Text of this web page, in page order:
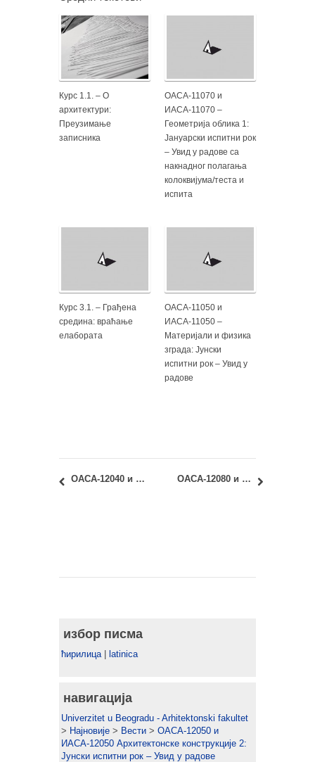
Курс 1.1. – О
архитектури:
Преузимање
записника
ОАСА-11070 и
ИАСА-11070 –
Геометрија облика 1:
Јануарски испитни рок
– Увид у радове са
накнадног полагања
колоквијума/теста и
испита
Курс 3.1. – Грађена
средина: враћање
елабората
ОАСА-11050 и
ИАСА-11050 –
Материјали и физика
зграда: Јунски
испитни рок – Увид у
радове
ОАСА-12040 и ИАСА-12040 – Морфологија града: Увид у радове са јунског испита ОАСА-12080 и ИАСА-12080 – Геометрија облика 2: Јунски испитни рок – Термин објављивања резултата испита и накнадних колоквијума и теста
избор писма
ћирилица| latinica
навигација
Univerzitet u Beogradu - Arhitektonski fakultet
> Најновије > Вести > ОАСА-12050 и
ИАСА-12050 Архитектонске конструкције 2:
Јунски испитни рок – Увид у радове